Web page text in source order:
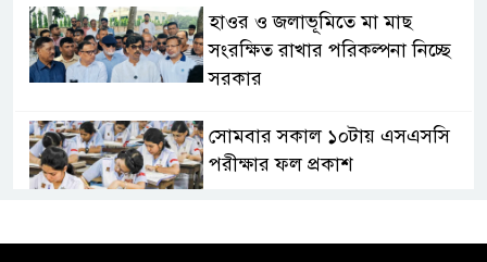
হাওর ও জলাভূমিতে মা মাছ
সংরক্ষিত রাখার পরিকল্পনা নিচ্ছে
সরকার
সোমবার সকাল ১০টায় এসএসসি
পরীক্ষার ফল প্রকাশ